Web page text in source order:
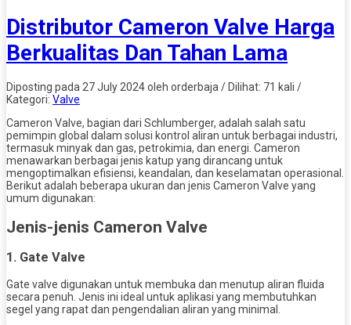
Distributor Cameron Valve Harga
Berkualitas Dan Tahan Lama
Diposting pada 27 July 2024 oleh orderbaja / Dilihat: 71 kali /
Kategori: Valve
Cameron Valve, bagian dari Schlumberger, adalah salah satu
pemimpin global dalam solusi kontrol aliran untuk berbagai industri,
termasuk minyak dan gas, petrokimia, dan energi. Cameron
menawarkan berbagai jenis katup yang dirancang untuk
mengoptimalkan efisiensi, keandalan, dan keselamatan operasional.
Berikut adalah beberapa ukuran dan jenis Cameron Valve yang
umum digunakan:
Jenis-jenis Cameron Valve
1. Gate Valve
Gate valve digunakan untuk membuka dan menutup aliran fluida
secara penuh. Jenis ini ideal untuk aplikasi yang membutuhkan
segel yang rapat dan pengendalian aliran yang minimal.